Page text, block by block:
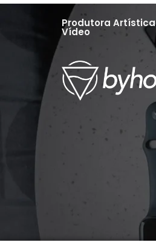
Produtora Artística
Vídeo